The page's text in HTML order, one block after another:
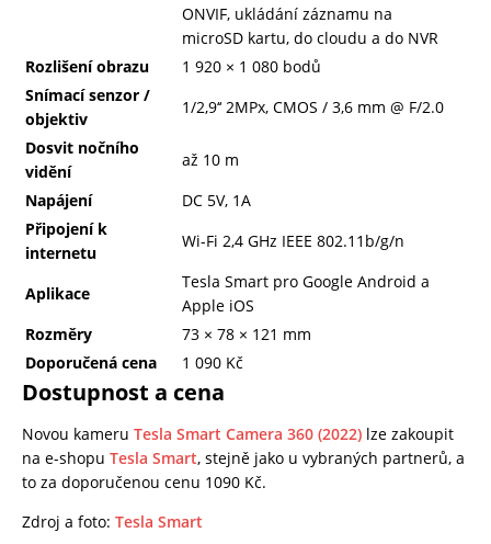
ONVIF, ukládání záznamu na
microSD kartu, do cloudu a do NVR
Rozlišení obrazu
1 920 × 1 080 bodů
Snímací senzor /
objektiv
1/2,9‘‘ 2MPx, CMOS / 3,6 mm @ F/2.0
Dosvit nočního
vidění
až 10 m
Napájení
DC 5V, 1A
Připojení k
internetu
Wi-Fi 2,4 GHz IEEE 802.11b/g/n
Aplikace
Tesla Smart pro Google Android a
Apple iOS
Rozměry
73 × 78 × 121 mm
Doporučená cena
1 090 Kč
Dostupnost a cena
Novou kameru Tesla Smart Camera 360 (2022) lze zakoupit
na e-shopu Tesla Smart, stejně jako u vybraných partnerů, a
to za doporučenou cenu 1090 Kč.
Zdroj a foto: Tesla Smart